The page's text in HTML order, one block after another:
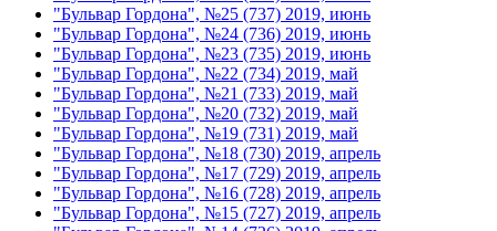
"Бульвар Гордона", №25 (737) 2019, июнь
"Бульвар Гордона", №24 (736) 2019, июнь
"Бульвар Гордона", №23 (735) 2019, июнь
"Бульвар Гордона", №22 (734) 2019, май
"Бульвар Гордона", №21 (733) 2019, май
"Бульвар Гордона", №20 (732) 2019, май
"Бульвар Гордона", №19 (731) 2019, май
"Бульвар Гордона", №18 (730) 2019, апрель
"Бульвар Гордона", №17 (729) 2019, апрель
"Бульвар Гордона", №16 (728) 2019, апрель
"Бульвар Гордона", №15 (727) 2019, апрель